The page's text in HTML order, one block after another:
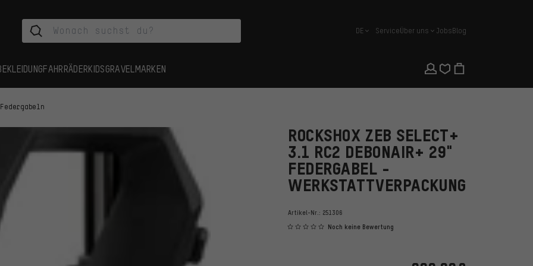
Deutsch
DE ServiceÜber uns JobsBlog
FAHRRÄDERKIDSGRAVEL MARKEN
ROCKSHOX ZEB SELECT+
3.1 RC2 DEBONAIR+ 29"
FEDERGABEL -
WERKSTATTVERPACKUNG
Artikel-Nr.: 251306
Noch keine Bewertung